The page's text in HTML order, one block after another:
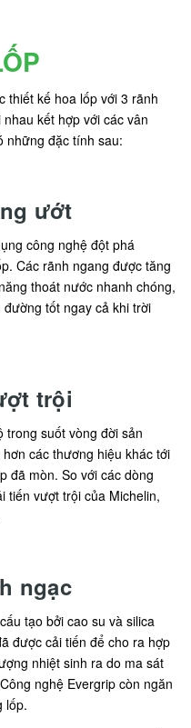
thiết kế hoa lốp với 3 rãnh
kết hợp với các vân
những đặc tính sau:
ướt
công nghệ đột phá
Các rãnh ngang được tăng
thoát nước nhanh chóng,
tốt ngay cả khi trời
trội
trong suốt vòng đời sản
các thương hiệu khác tới
đã mòn. So với các dòng
tiến vượt trội của Michelin,
ngạc
tạo bởi cao su và silica
được cải tiến để cho ra hợp
nhiệt sinh ra do ma sát
nghệ Evergrip còn ngăn
lốp.